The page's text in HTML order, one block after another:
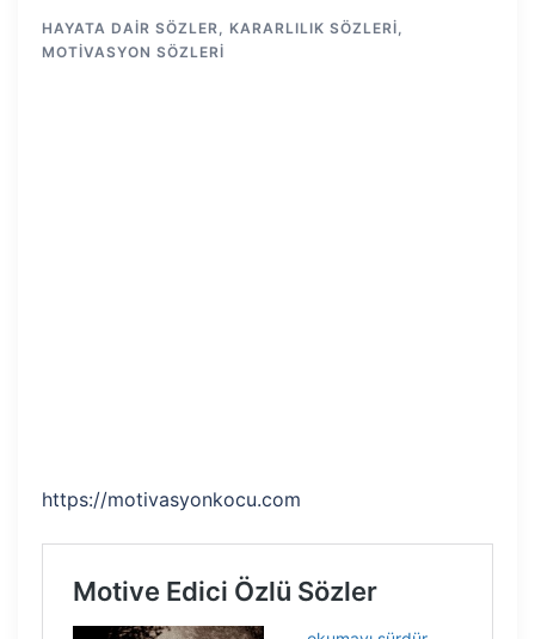
HAYATA DAIR SÖZLER, KARARLILIK SÖZLERI,
MOTIVASYON SÖZLERI
https://motivasyonkocu.com